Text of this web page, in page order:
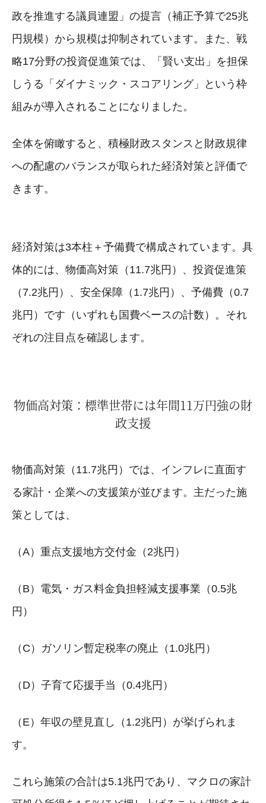
政を推進する議員連盟」の提言（補正予算で25兆
円規模）から規模は抑制されています。また、戦
略17分野の投資促進策では、「賢い支出」を担保
しうる「ダイナミック・スコアリング」という枠
組みが導入されることになりました。
全体を俯瞰すると、積極財政スタンスと財政規律
への配慮のバランスが取られた経済対策と評価で
きます。
経済対策は3本柱＋予備費で構成されています。具
体的には、物価高対策（11.7兆円）、投資促進策
（7.2兆円）、安全保障（1.7兆円）、予備費（0.7
兆円）です（いずれも国費ベースの計数）。それ
ぞれの注目点を確認します。
物価高対策：標準世帯には年間11万円強の財
政支援
物価高対策（11.7兆円）では、インフレに直面す
る家計・企業への支援策が並びます。主だった施
策としては、
（A）重点支援地方交付金（2兆円）
（B）電気・ガス料金負担軽減支援事業（0.5兆
円）
（C）ガソリン暫定税率の廃止（1.0兆円）
（D）子育て応援手当（0.4兆円）
（E）年収の壁見直し（1.2兆円）が挙げられま
す。
これら施策の合計は5.1兆円であり、マクロの家計